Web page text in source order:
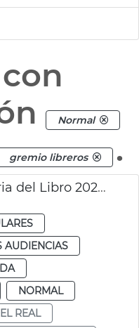
Normal
gremio libreros .
Subvención para la Feria del Libro 2025 de 25.000€ en València
AUDIENCIAS
NORMAL
REAL